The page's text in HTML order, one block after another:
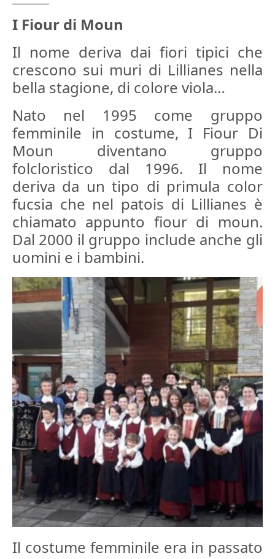
I Fiour di Moun
Il nome deriva dai fiori tipici che
crescono sui muri di Lillianes nella
bella stagione, di colore viola…
Nato nel 1995 come gruppo
femminile in costume, I Fiour Di
Moun diventano gruppo
folcloristico dal 1996. Il nome
deriva da un tipo di primula color
fucsia che nel patois di Lillianes è
chiamato appunto fiour di moun.
Dal 2000 il gruppo include anche gli
uomini e i bambini.
Il costume femminile era in passato